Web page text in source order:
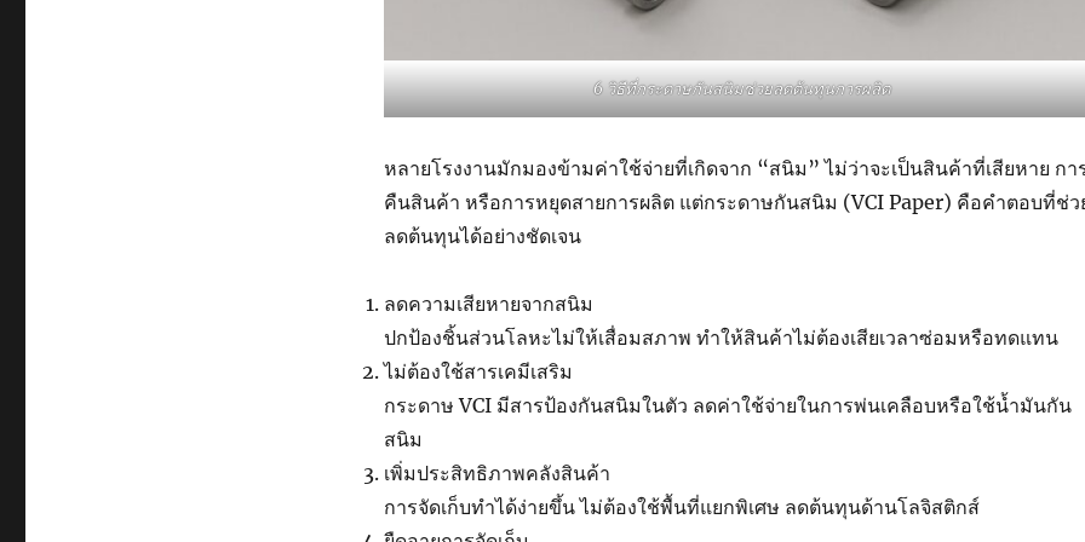
6 วิธีที่กระดาษกันสนิมช่วยลดต้นทุนการผลิต
หลายโรงงานมักมองข้ามค่าใช้จ่ายที่เกิดจาก “สนิม” ไม่ว่าจะเป็นสินค้าที่เสียหาย กา
คืนสินค้า หรือการหยุดสายการผลิต แต่กระดาษกันสนิม (VCI Paper) คือคำตอบที่ช่ว
ลดต้นทุนได้อย่างชัดเจน
ลดความเสียหายจากสนิม
ปกป้องชิ้นส่วนโลหะไม่ให้เสื่อมสภาพ ทำให้สินค้าไม่ต้องเสียเวลาซ่อมหรือทดแทน
ไม่ต้องใช้สารเคมีเสริม
กระดาษ VCI มีสารป้องกันสนิมในตัว ลดค่าใช้จ่ายในการพ่นเคลือบหรือใช้น้ำมันกัน
สนิม
เพิ่มประสิทธิภาพคลังสินค้า
การจัดเก็บทำได้ง่ายขึ้น ไม่ต้องใช้พื้นที่แยกพิเศษ ลดต้นทุนด้านโลจิสติกส์